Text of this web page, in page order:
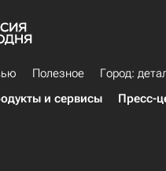
Полезное
Город:
и сервисы Пресс-